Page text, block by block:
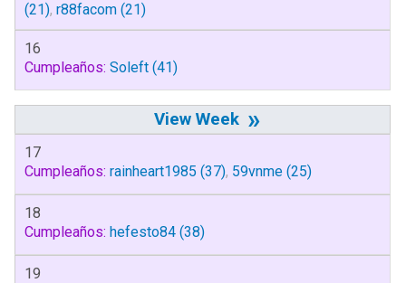
(21), r88facom (21)
16
Cumpleaños: Soleft (41)
»
17
Cumpleaños: rainheart1985 (37), 59vnme (25)
18
Cumpleaños: hefesto84 (38)
19